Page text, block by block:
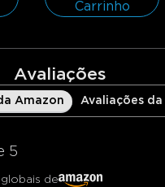
Carrinho
Avaliações
Amazon Avaliações da
5
de